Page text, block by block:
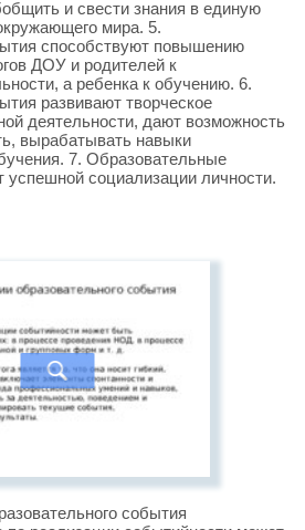
и свести знания в единую
мира. 5.
способствуют повышению
ДОУ и родителей к
а ребенка к обучению. 6.
развивают творческое
деятельности, дают возможность
вырабатывать навыки
7. Образовательные
успешной социализации личности.
события